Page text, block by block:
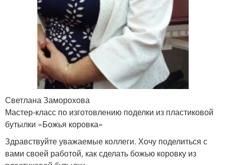
Светлана Заморохова
Мастер-класс по изготовлению поделки из пластиковой
бутылки «Божья коровка»
Здравствуйте уважаемые коллеги. Хочу поделиться с
вами своей работой, как сделать божью коровку из